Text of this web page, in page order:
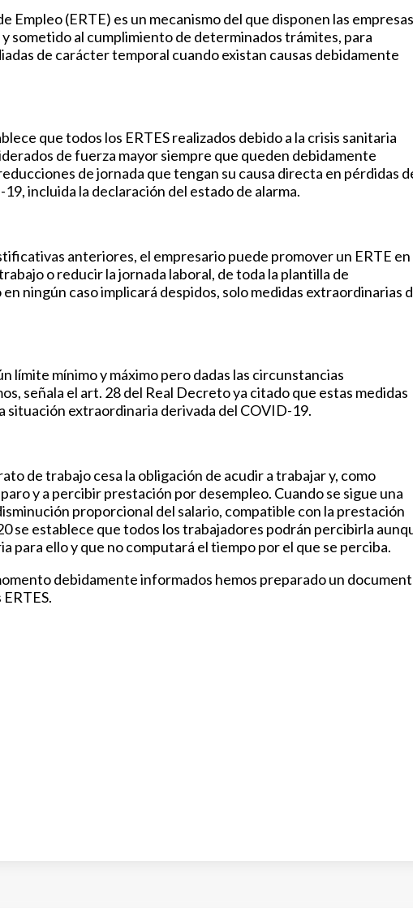
Empleo (ERTE) es un mecanismo del que disponen las
sometido al cumplimiento de determinados trámites, para
de carácter temporal cuando existan causas debidamente
que todos los ERTES realizados debido a la crisis sanitaria
de fuerza mayor siempre que queden debidamente
de jornada que tengan su causa directa en pérdidas
incluida la declaración del estado de alarma.
anteriores, el empresario puede promover un ERTE en
o reducir la jornada laboral, de toda la plantilla de
ningún caso implicará despidos, solo medidas extraordinarias
límite mínimo y máximo pero dadas las circunstancias
señala el art. 28 del Real Decreto ya citado que estas medidas
situación extraordinaria derivada del COVID-19.
de trabajo cesa la obligación de acudir a trabajar y, como
y a percibir prestación por desempleo. Cuando se sigue una
proporcional del salario, compatible con la prestación
se establece que todos los trabajadores podrán percibirla
para ello y que no computará el tiempo por el que se perciba.
debidamente informados hemos preparado un